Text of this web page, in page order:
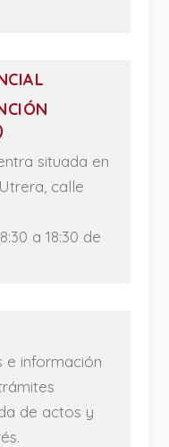
situada en
calle
a 18:30 de
e información
de actos y